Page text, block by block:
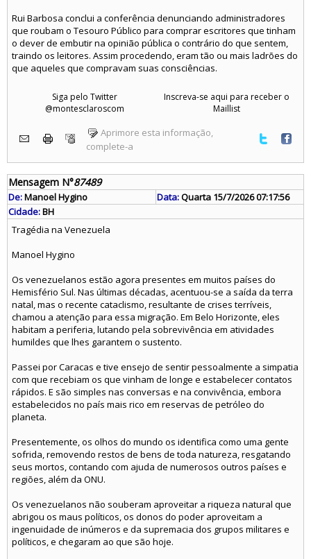
Rui Barbosa conclui a conferência denunciando administradores
que roubam o Tesouro Público para comprar escritores que tinham
o dever de embutir na opinião pública o contrário do que sentem,
traindo os leitores. Assim procedendo, eram tão ou mais ladrões do
que aqueles que compravam suas consciências.
Siga pelo Twitter
@montesclaroscom
Inscreva-se aqui para receber o
Maillist
Aprimore esta informação,
complete-a
Mensagem N°87489
De:Manoel Hygino Data:Quarta 15/7/2026 07:17:56
Cidade:BH
Tragédia na Venezuela
Manoel Hygino
Os venezuelanos estão agora presentes em muitos países do
Hemisfério Sul. Nas últimas décadas, acentuou-se a saída da terra
natal, mas o recente cataclismo, resultante de crises terríveis,
chamou a atenção para essa migração. Em Belo Horizonte, eles
habitam a periferia, lutando pela sobrevivência em atividades
humildes que lhes garantem o sustento.
Passei por Caracas e tive ensejo de sentir pessoalmente a simpatia
com que recebiam os que vinham de longe e estabelecer contatos
rápidos. E são simples nas conversas e na convivência, embora
estabelecidos no país mais rico em reservas de petróleo do
planeta.
Presentemente, os olhos do mundo os identifica como uma gente
sofrida, removendo restos de bens de toda natureza, resgatando
seus mortos, contando com ajuda de numerosos outros países e
regiões, além da ONU.
Os venezuelanos não souberam aproveitar a riqueza natural que
abrigou os maus políticos, os donos do poder aproveitam a
ingenuidade de inúmeros e da supremacia dos grupos militares e
políticos, e chegaram ao que são hoje.